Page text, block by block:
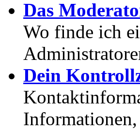
Das
Wo finde ich
Dein